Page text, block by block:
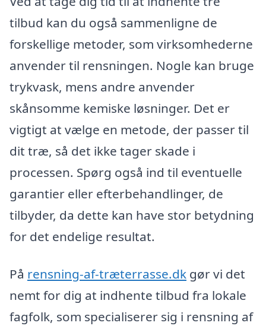
tilbud kan du også sammenligne de
forskellige metoder, som virksomhederne
anvender til rensningen. Nogle kan bruge
trykvask, mens andre anvender
skånsomme kemiske løsninger. Det er
vigtigt at vælge en metode, der passer til
dit træ, så det ikke tager skade i
processen. Spørg også ind til eventuelle
garantier eller efterbehandlinger, de
tilbyder, da dette kan have stor betydning
for det endelige resultat.
På rensning-af-træterrasse.dk gør vi det
nemt for dig at indhente tilbud fra lokale
fagfolk, som specialiserer sig i rensning af